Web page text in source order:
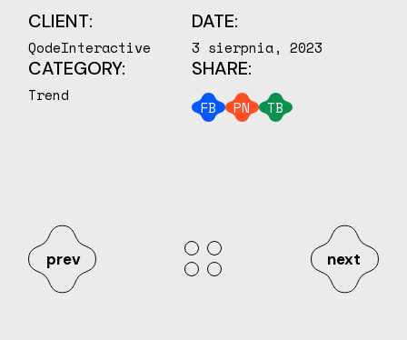
CLIENT:
QodeInteractive
DATE:
3 sierpnia, 2023
CATEGORY:
Trend
SHARE:
FB PN TB
prev next